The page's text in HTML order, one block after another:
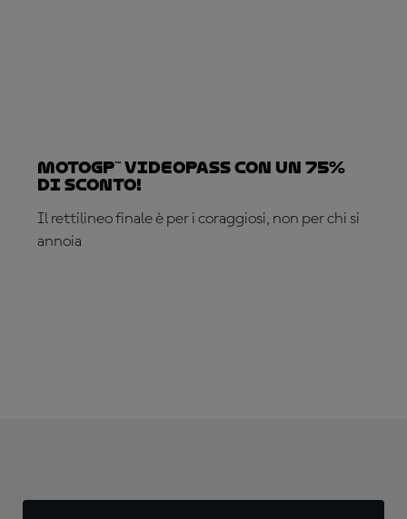
MotoGP™ VideoPass con un 75%
di sconto!
Il rettilineo finale è per i coraggiosi, non per chi si
annoia